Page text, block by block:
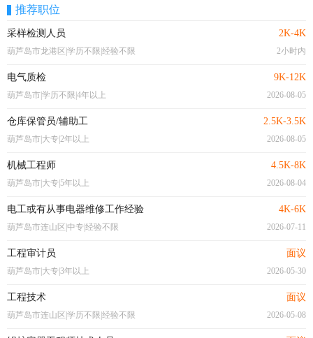
推荐职位
采样检测人员 2K-4K
葫芦岛市龙港区|学历不限|经验不限 2小时内
电气质检 9K-12K
葫芦岛市|学历不限|4年以上 2026-08-05
仓库保管员/辅助工 2.5K-3.5K
葫芦岛市|大专|2年以上 2026-08-05
机械工程师 4.5K-8K
葫芦岛市|大专|5年以上 2026-08-04
电工或有从事电器维修工作经验 4K-6K
葫芦岛市连山区|中专|经验不限 2026-07-11
工程审计员 面议
葫芦岛市|大专|3年以上 2026-05-30
工程技术 面议
葫芦岛市连山区|学历不限|经验不限 2026-05-08